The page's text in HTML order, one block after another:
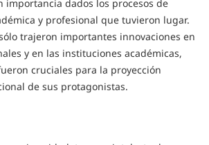
importancia dados los procesos de
y profesional que tuvieron lugar.
trajeron importantes innovaciones en
y en las instituciones académicas,
cruciales para la proyección
de sus protagonistas.